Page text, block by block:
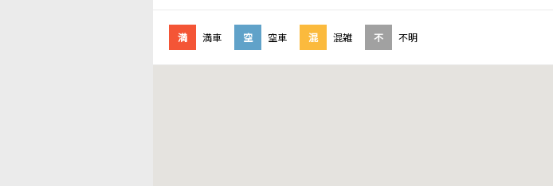
満 満車 空 空車 混 混雑 不 不明